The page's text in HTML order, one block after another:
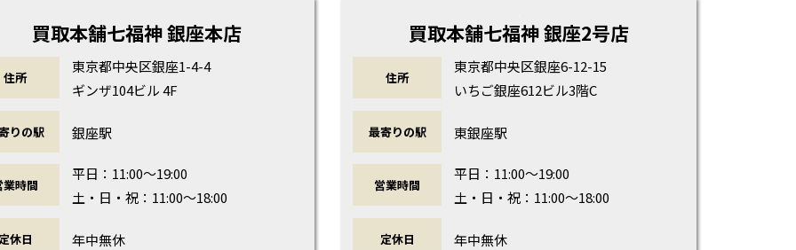
買取本舗七福神 銀座本店
住所
東京都中央区銀座1-4-4
ギンザ104ビル 4F
りの駅 銀座駅
業時間
平日：11:00～19:00
土・日・祝：11:00～18:00
休日 年中無休
買取本舗七福神 銀座2号店
住所
東京都中央区銀座6-12-15
いちご銀座612ビル3階C
最寄りの駅 東銀座駅
営業時間
平日：11:00～19:00
土・日・祝：11:00～18:00
定休日 年中無休